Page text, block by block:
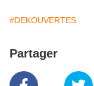
#DEKOUVERTES
Partager